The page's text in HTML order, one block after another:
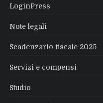
LoginPress
Note legali
Scadenzario fiscale 2025
Servizi e compensi
Studio